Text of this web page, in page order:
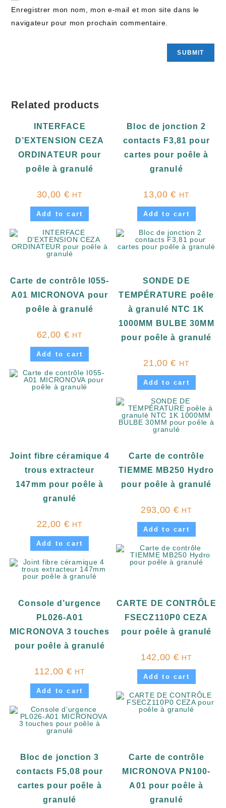
Enregistrer mon nom, mon e-mail et mon site dans le
navigateur pour mon prochain commentaire.
Related products
INTERFACE
D’EXTENSION CEZA
ORDINATEUR pour
poêle à granulé
30,00 € HT
Add to cart
Bloc de jonction 2
contacts F3,81 pour
cartes pour poêle à
granulé
13,00€ HT
Add to cart
Carte de contrôle I055-
A01 MICRONOVA pour
poêle à granulé
62,00 € HT
Add to cart
SONDE DE
TEMPÉRATURE poêle
à granulé NTC 1K
1000MM BULBE 30MM
pour poêle à granulé
21,00€ HT
Add to cart
Joint fibre céramique 4
trous extracteur
147mm pour poêle à
granulé
22,00 € HT
Add to cart
Carte de contrôle
TIEMME MB250 Hydro
pour poêle à granulé
293,00 € HT
Add to cart
Console d’urgence
PL026-A01
MICRONOVA 3 touches
pour poêle à granulé
112,00 € HT
Add to cart
CARTE DE CONTRÔLE
FSECZ110P0 CEZA
pour poêle à granulé
142,00 € HT
Add to cart
Bloc de jonction 3
contacts F5,08 pour
cartes pour poêle à
granulé
Carte de contrôle
MICRONOVA PN100-
A01 pour poêle à
granulé